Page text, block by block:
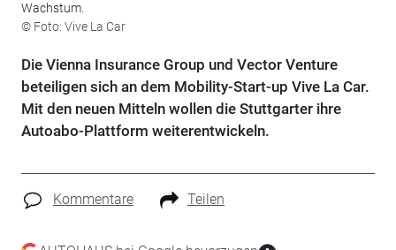
Wachstum.
© Foto: Vive La Car
Die Vienna Insurance Group und Vector Venture
beteiligen sich an dem Mobility-Start-up Vive La Car.
Mit den neuen Mitteln wollen die Stuttgarter ihre
Autoabo-Plattform weiterentwickeln.
Kommentare Teilen